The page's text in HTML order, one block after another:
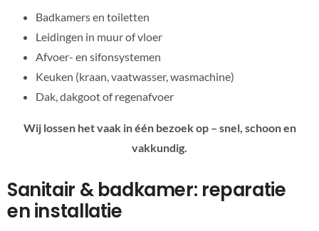
Badkamers en toiletten
Leidingen in muur of vloer
Afvoer- en sifonsystemen
Keuken (kraan, vaatwasser, wasmachine)
Dak, dakgoot of regenafvoer
Wij lossen het vaak in één bezoek op – snel, schoon en
vakkundig.
Sanitair & badkamer: reparatie
en installatie